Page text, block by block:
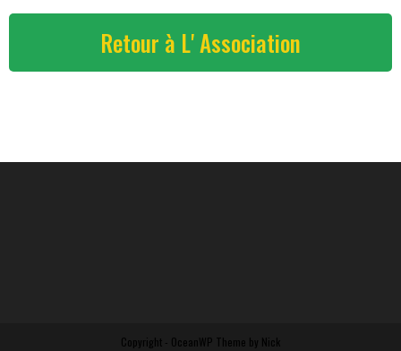
Retour à L' Association
Copyright - OceanWP Theme by Nick